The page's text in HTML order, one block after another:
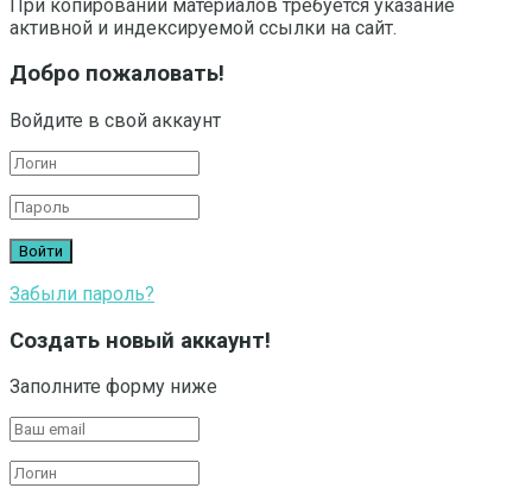
При копировании материалов требуется указание
активной и индексируемой ссылки на сайт.
Добро пожаловать!
Войдите в свой аккаунт
Забыли пароль?
Создать новый аккаунт!
Заполните форму ниже